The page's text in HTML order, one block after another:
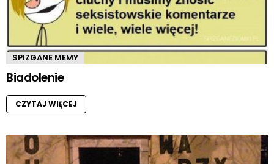
SPIZGANE MEMY
Biadolenie
CZYTAJ WIĘCEJ